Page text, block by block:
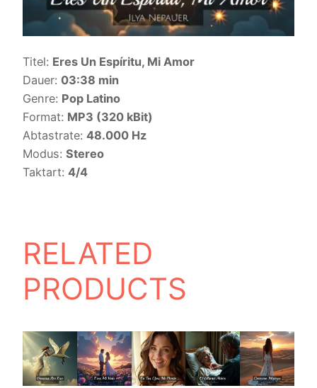
Titel: Eres Un Espíritu, Mi Amor
Dauer: 03:38 min
Genre: Pop Latino
Format: MP3 (320 kBit)
Abtastrate: 48.000 Hz
Modus: Stereo
Taktart: 4/4
RELATED
PRODUCTS